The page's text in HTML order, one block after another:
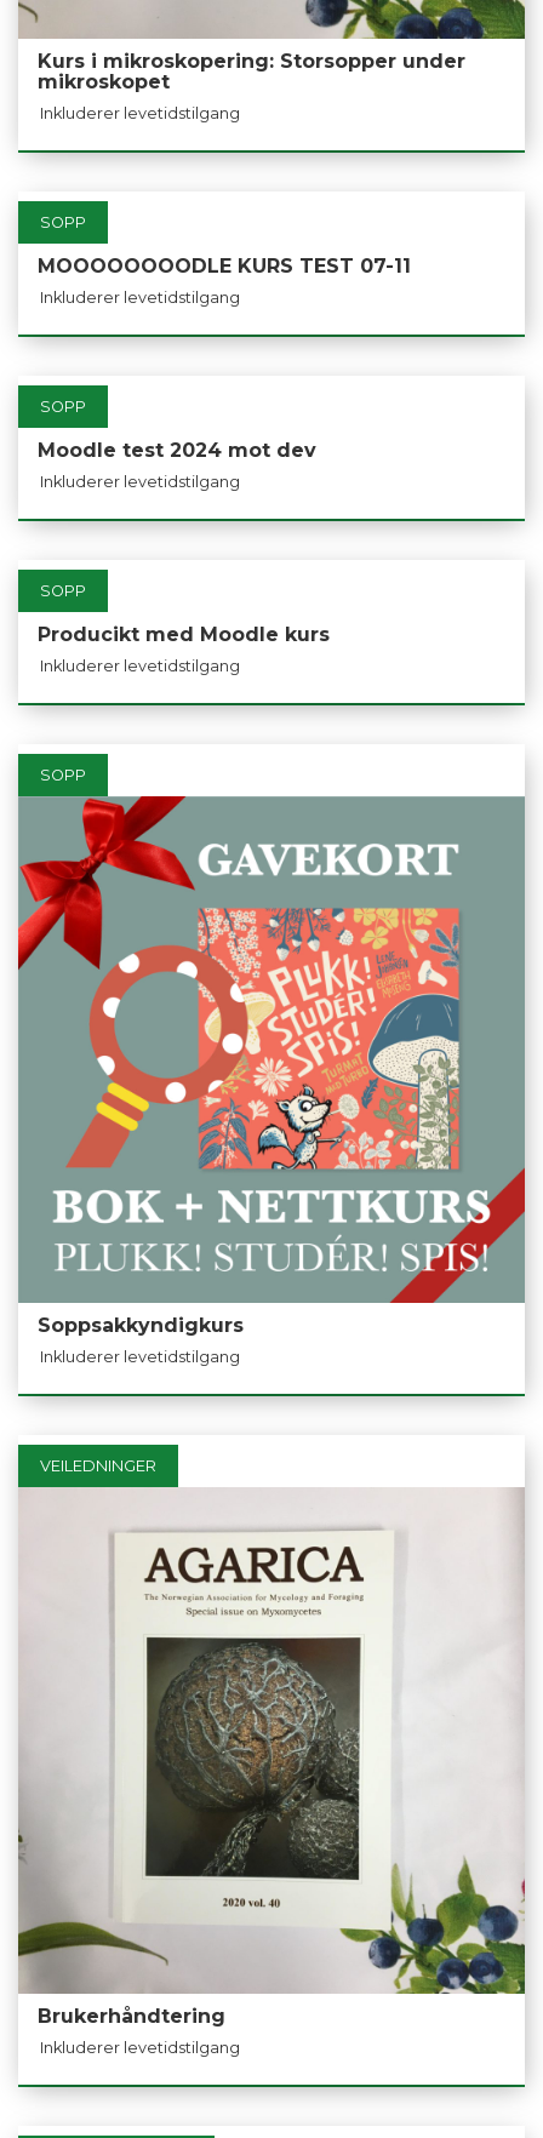
Kurs i mikroskopering: Storsopper under
mikroskopet
Inkluderer levetidstilgang
SOPP
MOOOOOOOODLE KURS TEST 07-11
Inkluderer levetidstilgang
SOPP
Moodle test 2024 mot dev
Inkluderer levetidstilgang
SOPP
Producikt med Moodle kurs
Inkluderer levetidstilgang
SOPP
Soppsakkyndigkurs
Inkluderer levetidstilgang
VEILEDNINGER
Brukerhåndtering
Inkluderer levetidstilgang